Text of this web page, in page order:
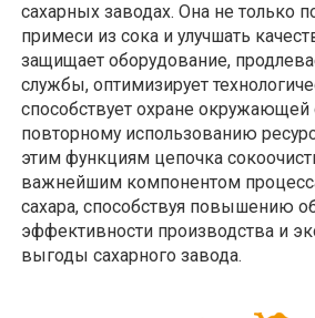
сахарных заводах. Она не только
примеси из сока и улучшать
защищает оборудование,
службы, оптимизирует
способствует охране
повторному использованию
этим функциям цепочка
важнейшим компонентом
сахара, способствуя повышению
эффективности производства и
выгоды сахарного завода.